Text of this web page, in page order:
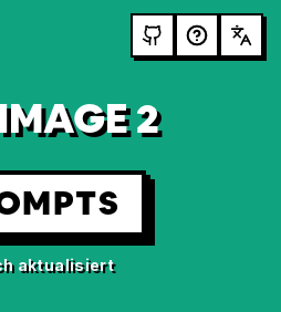
2
aktualisiert